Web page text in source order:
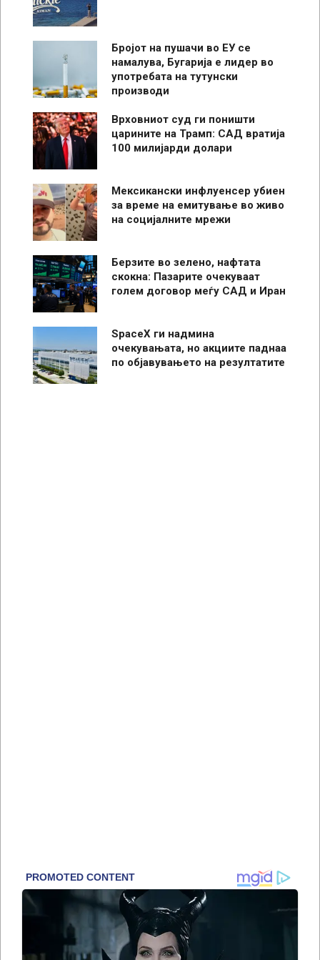
Бројот на пушачи во ЕУ се
намалува, Бугарија е лидер во
употребата на тутунски
производи
Врховниот суд ги поништи
царините на Трамп: САД вратија
100 милијарди долари
Мексикански инфлуенсер убиен
за време на емитување во живо
на социјалните мрежи
Берзите во зелено, нафтата
скокна: Пазарите очекуваат
голем договор меѓу САД и Иран
SpaceX ги надмина
очекувањата, но акциите паднаа
по објавувањето на резултатите